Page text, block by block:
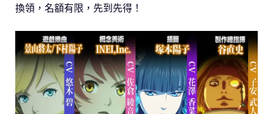
換領，名額有限，先到先得！